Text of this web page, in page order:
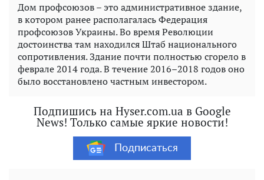
Дом профсоюзов – это административное здание,
в котором ранее располагалась Федерация
профсоюзов Украины. Во время Революции
достоинства там находился Штаб национального
сопротивления. Здание почти полностью сгорело в
феврале 2014 года. В течение 2016–2018 годов оно
было восстановлено частным инвестором.
Подпишись на Hyser.com.ua в Google
News! Только самые яркие новости!
Подписаться